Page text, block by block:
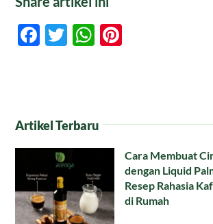
Facebook
TwitterWhatsApp
Artikel Terbaru
Cara Membuat
dengan Liquid
Resep Rahasia
di Rumah